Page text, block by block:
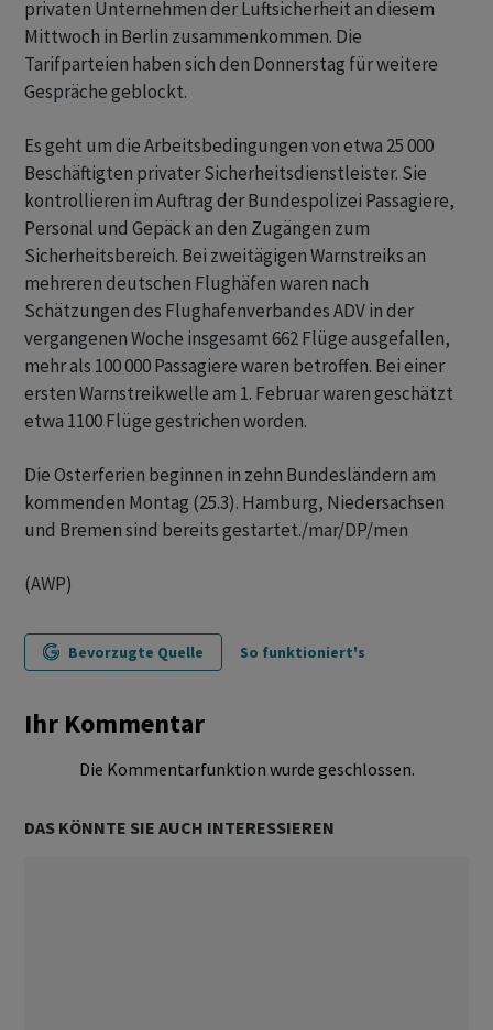
privaten Unternehmen der Luftsicherheit an diesem
Mittwoch in Berlin zusammenkommen. Die
Tarifparteien haben sich den Donnerstag für weitere
Gespräche geblockt.
Es geht um die Arbeitsbedingungen von etwa 25 000
Beschäftigten privater Sicherheitsdienstleister. Sie
kontrollieren im Auftrag der Bundespolizei Passagiere,
Personal und Gepäck an den Zugängen zum
Sicherheitsbereich. Bei zweitägigen Warnstreiks an
mehreren deutschen Flughäfen waren nach
Schätzungen des Flughafenverbandes ADV in der
vergangenen Woche insgesamt 662 Flüge ausgefallen,
mehr als 100 000 Passagiere waren betroffen. Bei einer
ersten Warnstreikwelle am 1. Februar waren geschätzt
etwa 1100 Flüge gestrichen worden.
Die Osterferien beginnen in zehn Bundesländern am
kommenden Montag (25.3). Hamburg, Niedersachsen
und Bremen sind bereits gestartet./mar/DP/men
(AWP)
Bevorzugte Quelle So funktioniert's
Ihr Kommentar
Die Kommentarfunktion wurde geschlossen.
DAS KÖNNTE SIE AUCH INTERESSIEREN